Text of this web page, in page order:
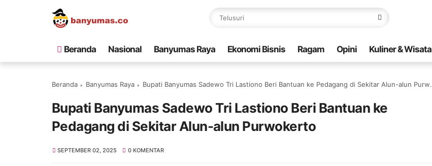
Beranda Nasional Banyumas Raya Ekonomi Bisnis Ragam Opini Kuliner & Wisata
Beranda Banyumas Raya Bupati Banyumas Sadewo Tri Lastiono Beri Bantuan ke Pedagang di Sekitar Alun-alun Purwokerto
Bupati Banyumas Sadewo Tri Lastiono Beri Bantuan ke
Pedagang di Sekitar Alun-alun Purwokerto
SEPTEMBER 02, 2025 0 KOMENTAR